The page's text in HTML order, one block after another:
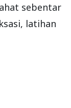
sebentar
latihan